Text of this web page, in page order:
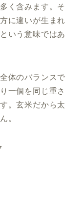
く含みます。そ
に違いが生まれ
いう意味ではあ
体のバランスで
一個を同じ重さ
。玄米だから太
。